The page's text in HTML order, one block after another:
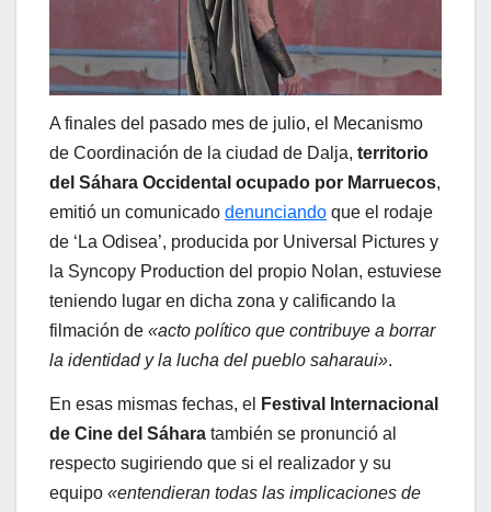
A finales del pasado mes de julio, el Mecanismo
de Coordinación de la ciudad de Dalja, territorio
del Sáhara Occidental ocupado por Marruecos,
emitió un comunicado denunciando que el rodaje
de ‘La Odisea’, producida por Universal Pictures y
la Syncopy Production del propio Nolan, estuviese
teniendo lugar en dicha zona y calificando la
filmación de «acto político que contribuye a borrar
la identidad y la lucha del pueblo saharaui».
En esas mismas fechas, el
Festival Internacional
de Cine del Sáhara también se pronunció al
respecto sugiriendo que si el realizador y su
equipo «entendieran todas las implicaciones de